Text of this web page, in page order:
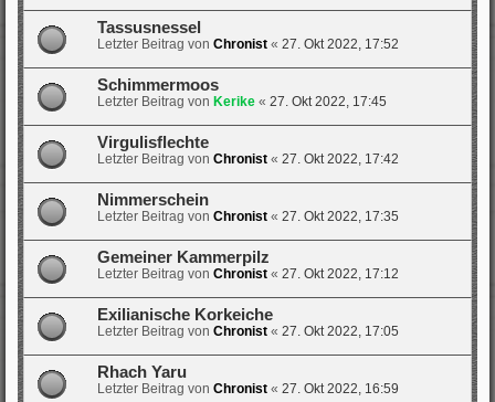
Tassusnessel
Letzter Beitrag von Chronist « 27. Okt 2022, 17:52
Schimmermoos
Letzter Beitrag von Kerike « 27. Okt 2022, 17:45
Virgulisflechte
Letzter Beitrag von Chronist « 27. Okt 2022, 17:42
Nimmerschein
Letzter Beitrag von Chronist « 27. Okt 2022, 17:35
Gemeiner Kammerpilz
Letzter Beitrag von Chronist « 27. Okt 2022, 17:12
Exilianische Korkeiche
Letzter Beitrag von Chronist « 27. Okt 2022, 17:05
Rhach Yaru
Letzter Beitrag von Chronist « 27. Okt 2022, 16:59